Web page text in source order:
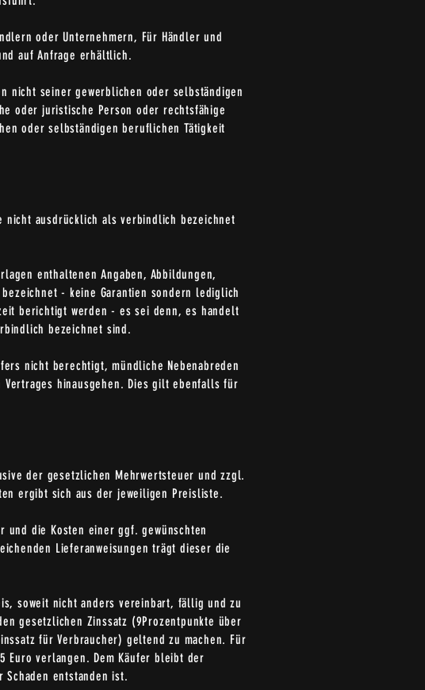
oder Unternehmern, Für Händler und
auf Anfrage erhältlich.
nicht seiner gewerblichen oder selbständigen
oder juristische Person oder rechtsfähige
oder selbständigen beruflichen Tätigkeit
nicht ausdrücklich als verbindlich bezeichnet
enthaltenen Angaben, Abbildungen,
- keine Garantien sondern lediglich
berichtigt werden - es sei denn, es handelt
bezeichnet sind.
nicht berechtigt, mündliche Nebenabreden
hinausgehen. Dies gilt ebenfalls für
der gesetzlichen Mehrwertsteuer und zzgl.
ergibt sich aus der jeweiligen Preisliste.
und die Kosten einer ggf. gewünschten
Lieferanweisungen trägt dieser die
soweit nicht anders vereinbart, fällig und zu
gesetzlichen Zinssatz (9Prozentpunkte über
für Verbraucher) geltend zu machen. Für
Euro verlangen. Dem Käufer bleibt der
Schaden entstanden ist.